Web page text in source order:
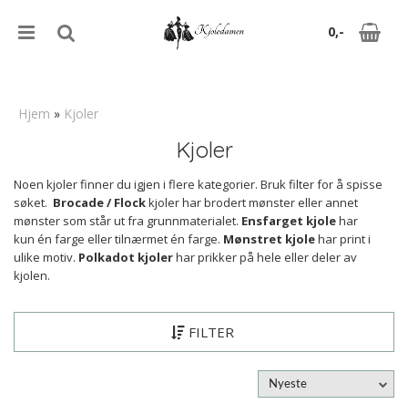
0,-
Hjem » Kjoler
Kjoler
Noen kjoler finner du igjen i flere kategorier. Bruk filter for å spisse
søket. Brocade / Flockkjoler har brodert mønster eller annet
mønster som står ut fra grunnmaterialet. Ensfarget kjolehar
kun én farge eller tilnærmet én farge. Mønstret kjolehar print i
ulike motiv. Polkadot kjolerhar prikker på hele eller deler av
kjolen.
FILTER
Nyeste
Trykk ENTER for å søke